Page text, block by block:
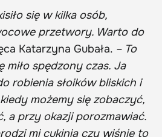
się w kilka osób,
przetwory. Warto do
Katarzyna Gubała. – To
miło spędzony czas. Ja
robienia słoików bliskich i
możemy się zobaczyć,
a przy okazji porozmawiać.
mi cukinia czy wiśnie to